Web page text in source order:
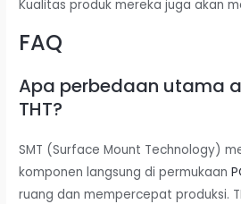
Kualitas produk mereka juga akan
FAQ
Apa perbedaan utama
THT?
SMT (Surface Mount Technology)
komponen langsung di permukaan
ruang dan mempercepat produksi.